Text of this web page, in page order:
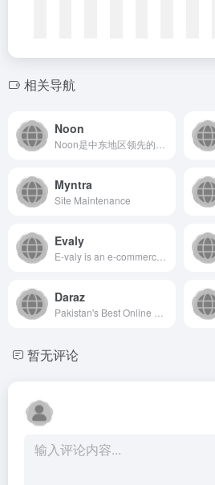
相关导航
Noon
Myntra
Site Maintenance
Evaly
Daraz
暂无评论